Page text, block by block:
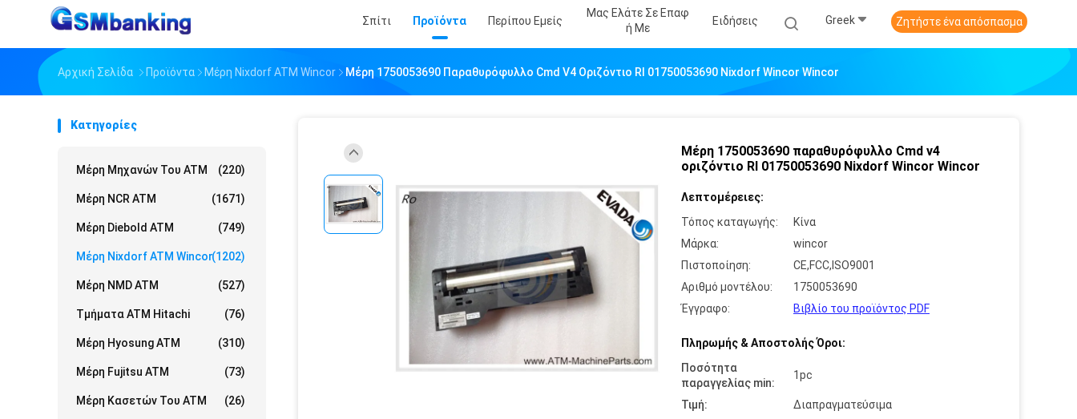
Σπίτι Προϊόντα Περίπου Εμείς
Μας Ελάτε Σε Επαφ
Ή Με
Ειδήσεις Greek Ζητήστε ένα απόσπασμα
Αρχική Σελίδα Προϊόντα Μέρη Nixdorf ATM Wincor Μέρη 1750053690 Παραθυρόφυλλο Cmd V4 Οριζόντιο Rl 01750053690 Nixdorf Wincor Wincor
Κατηγορίες
Μέρη Μηχανών Του ATM (220)
Μέρη NCR ATM (1671)
Μέρη Diebold ATM (749)
Μέρη Nixdorf ATM Wincor(1202)
Μέρη NMD ATM (527)
Τμήματα ATM Hitachi (76)
Μέρη Hyosung ATM (310)
Μέρη Fujitsu ATM (73)
Μέρη Κασετών Του ATM (26)
Μέρη 1750053690 παραθυρόφυλλο Cmd v4
οριζόντιο Rl 01750053690 Nixdorf Wincor Wincor
Λεπτομέρειες:
Τόπος καταγωγής:
Κίνα
Μάρκα:
wincor
Πιστοποίηση:
CE,FCC,ISO9001
Αριθμό μοντέλου:
1750053690
Έγγραφο:
Βιβλίο του προϊόντος PDF
Πληρωμής & Αποστολής Όροι:
Ποσότητα
παραγγελίας min:
1pc
Τιμή:
Διαπραγματεύσιμα